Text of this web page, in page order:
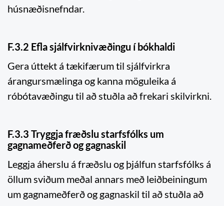
húsnæðisnefndar.
F.3.2 Efla sjálfvirknivæðingu í bókhaldi
Gera úttekt á tækifærum til sjálfvirkra
árangursmælinga og kanna möguleika á
róbótavæðingu til að stuðla að frekari skilvirkni.
F.3.3 Tryggja fræðslu starfsfólks um
gagnameðferð og gagnaskil
Leggja áherslu á fræðslu og þjálfun starfsfólks á
öllum sviðum meðal annars með leiðbeiningum
um gagnameðferð og gagnaskil til að stuðla að